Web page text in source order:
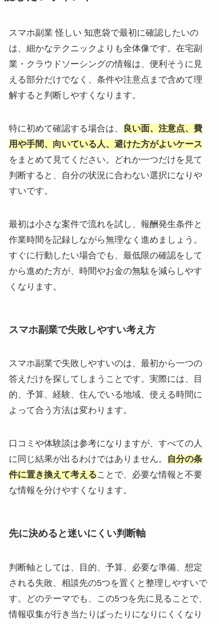
スマホ副業 怪しい 知恵袋で最初に確認したいの
は、細かなテクニックよりも全体像です。在宅副
業・クラウドソーシングの情報は、便利そうに見
える部分だけでなく、条件や注意点まで含めて理
解すると判断しやすくなります。
特に初めて確認する場合は、
良い面、注意点、費
用や手間、向いている人、避けた方がよいケース
をまとめて見てください。どれか一つだけを見て
判断すると、自分の状況に合わない選択になりや
すいです。
最初は小さな案件で流れを試し、報酬発生条件と
作業時間を記録しながら無理なく進めましょう。
すぐに行動したい場合でも、最低限の確認をして
から進めた方が、時間やお金の無駄を減らしやす
くなります。
スマホ副業で失敗しやすい考え方
スマホ副業で失敗しやすいのは、最初から一つの
答えだけを探してしまうことです。実際には、目
的、予算、経験、住んでいる地域、使える時間に
よって合う方法は変わります。
口コミや体験談は参考になりますが、すべての人
に同じ結果が出るわけではありません。
自分の条
件に置き換えて考えることで、必要な情報と不要
な情報を分けやすくなります。
先に決めると迷いにくい判断軸
判断軸としては、目的、予算、必要な準備、想定
される失敗、相談先の5つを置くと整理しやすいで
す。どのテーマでも、この5つを先に見ることで、
情報収集が行き当たりばったりになりにくくなり